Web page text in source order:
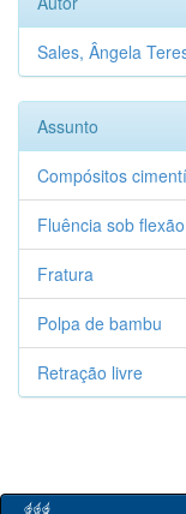
Sales, Ângela
Assunto
Compósitos
Fluência sob flexão
Fratura
Polpa de bambu
Retração livre